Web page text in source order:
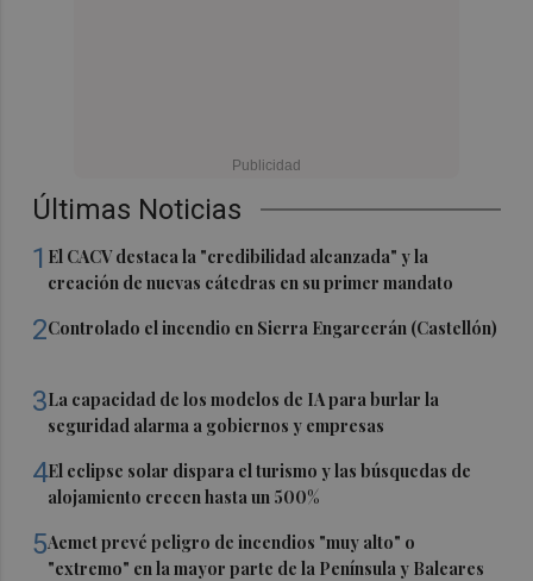
Últimas Noticias
1 El CACV destaca la "credibilidad alcanzada" y la
creación de nuevas cátedras en su primer mandato
2Controlado el incendio en Sierra Engarcerán (Castellón)
3La capacidad de los modelos de IA para burlar la
seguridad alarma a gobiernos y empresas
4El eclipse solar dispara el turismo y las búsquedas de
alojamiento crecen hasta un 500%
5Aemet prevé peligro de incendios "muy alto" o
"extremo" en la mayor parte de la Península y Baleares